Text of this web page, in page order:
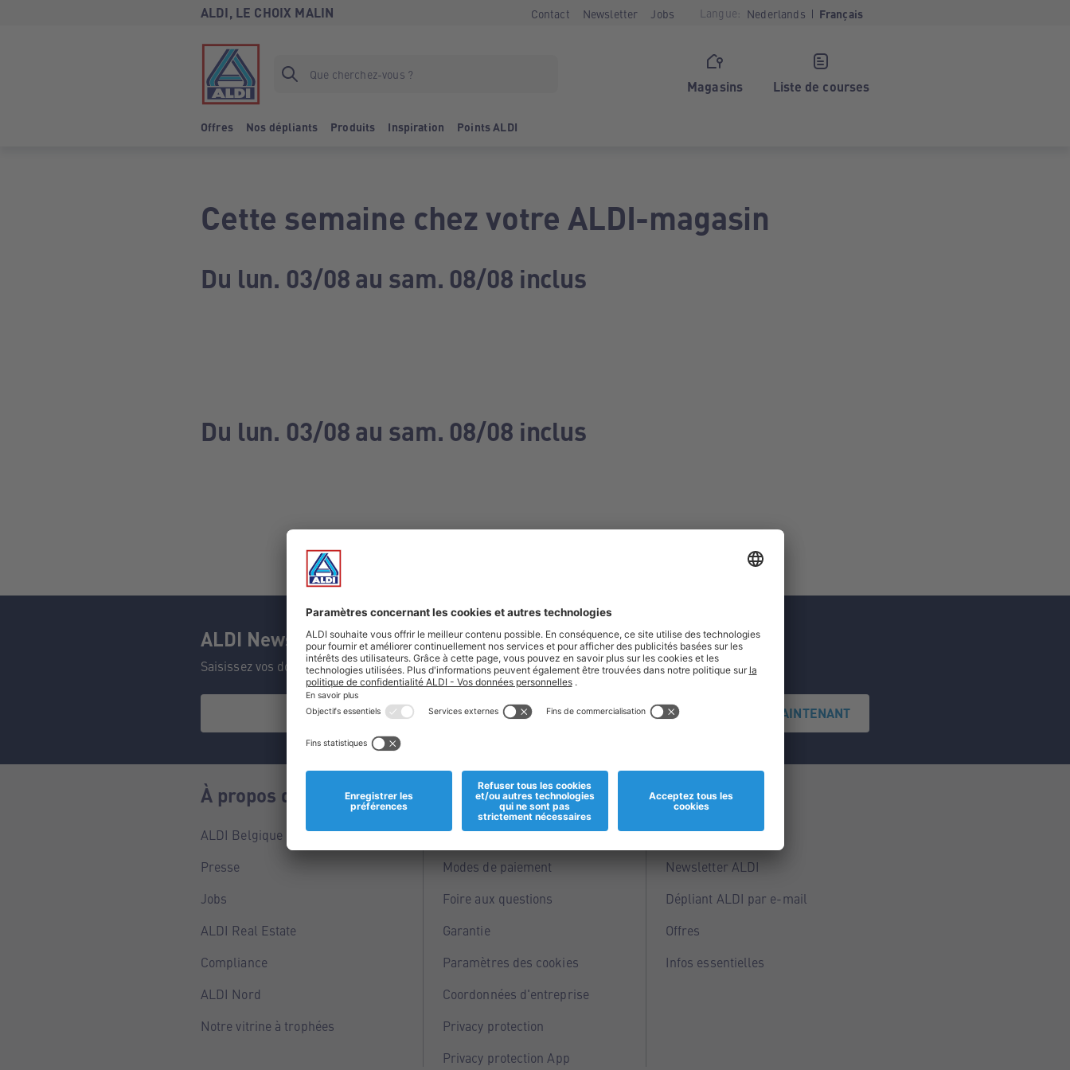
ALDI, LE CHOIX MALIN Contact Newsletter Jobs Langue: Nederlands Français
Magasins Liste de courses
Offres Nos dépliants Produits Inspiration Points ALDI
Cette semaine chez votre ALDI-magasin
Du lun. 03/08 au sam. 08/08 inclus
Du lun. 03/08 au sam. 08/08 inclus
ALDI Newsletter
Saisissez vos données et ne manquez aucune de nos offres.
S'INSCRIRE MAINTENANT
À propos de nous
ALDI Belgique
Presse
Jobs
ALDI Real Estate
Compliance
ALDI Nord
Notre vitrine à trophées
Informations
Magasins
Modes de paiement
Foire aux questions
Garantie
Paramètres des cookies
Coordonnées d'entreprise
Privacy protection
Privacy protection App
Service
Points ALDI
Newsletter ALDI
Dépliant ALDI par e-mail
Offres
Infos essentielles